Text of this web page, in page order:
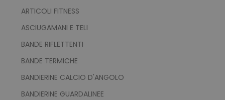
ARTICOLI FITNESS
ASCIUGAMANI E TELI
BANDE RIFLETTENTI
BANDE TERMICHE
BANDIERINE CALCIO D'ANGOLO
BANDIERINE GUARDALINEE
utm_source
utm_campaign
mage-cache-sessid